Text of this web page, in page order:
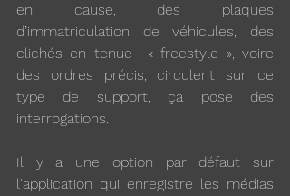
en cause, des plaques
d’immatriculation de véhicules, des
clichés en tenue  « freestyle », voire
des ordres précis, circulent sur ce
type de support, ça pose des
interrogations.
Il y a une option par défaut sur
l'application qui enregistre les médias